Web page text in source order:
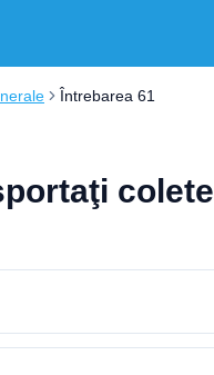
Întrebarea 61
colete